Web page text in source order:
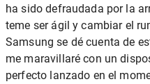
ha sido defraudada por la
teme ser ágil y cambiar el
Samsung se dé cuenta de
me maravillaré con un
perfecto lanzado en el